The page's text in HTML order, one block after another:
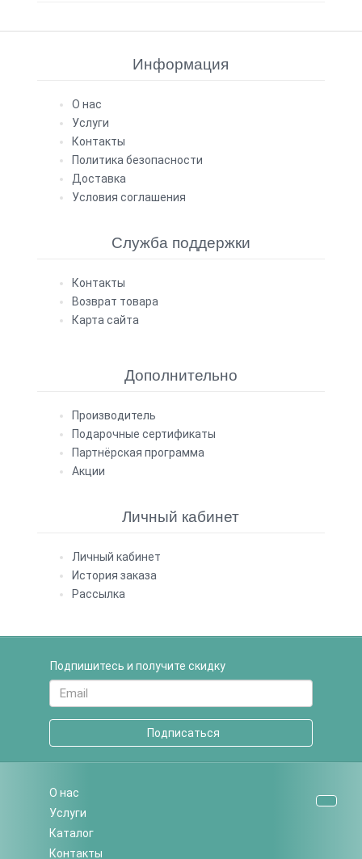
Информация
О нас
Услуги
Контакты
Политика безопасности
Доставка
Условия соглашения
Служба поддержки
Контакты
Возврат товара
Карта сайта
Дополнительно
Производитель
Подарочные сертификаты
Партнёрская программа
Акции
Личный кабинет
Личный кабинет
История заказа
Рассылка
Подпишитесь и получите скидку
Подписаться
О нас
Услуги
Каталог
Контакты